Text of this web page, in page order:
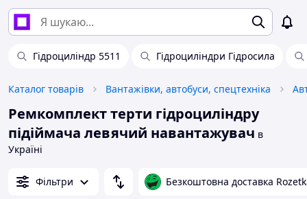
Гідроциліндр 5511 Гідроциліндри Гідросила
Каталог товарів Вантажівки, автобуси, спецтехніка
Ремкомплект терти гідроциліндру
підіймача левячий навантажувач в
Україні
Фільтри Безкоштовна доставка